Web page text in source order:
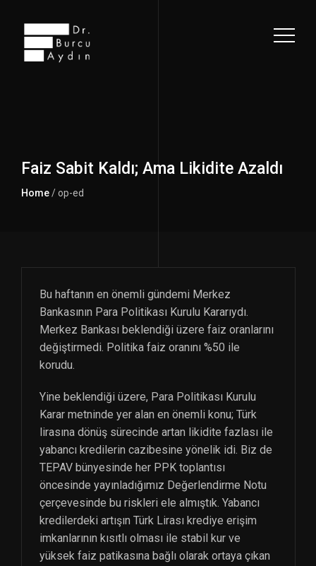
Faiz Sabit Kaldı; Ama Likidite Azaldı
Home/ op-ed
Bu haftanın en önemli gündemi Merkez
Bankasının Para Politikası Kurulu Kararıydı.
Merkez Bankası beklendiği üzere faiz oranlarını
değiştirmedi. Politika faiz oranını %50 ile
korudu.
Yine beklendiği üzere, Para Politikası Kurulu
Karar metninde yer alan en önemli konu; Türk
lirasına dönüş sürecinde artan likidite fazlası ile
yabancı kredilerin cazibesine yönelik idi. Biz de
TEPAV bünyesinde her PPK toplantısı
öncesinde yayınladığımız Değerlendirme Notu
çerçevesinde bu riskleri ele almıştık. Yabancı
kredilerdeki artışın Türk Lirası krediye erişim
imkanlarının kısıtlı olması ile stabil kur ve
yüksek faiz patikasına bağlı olarak ortaya çıkan